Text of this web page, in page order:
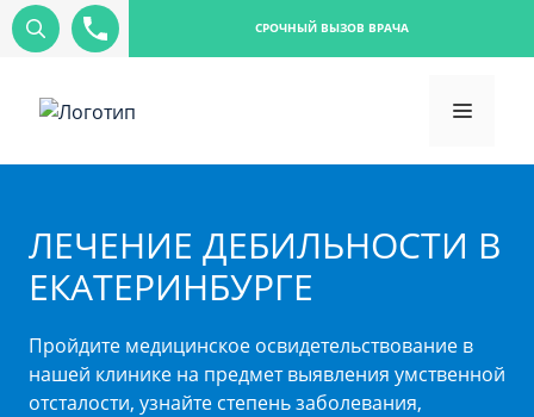
СРОЧНЫЙ ВЫЗОВ ВРАЧА
ЛЕЧЕНИЕ ДЕБИЛЬНОСТИ В
ЕКАТЕРИНБУРГЕ
Пройдите медицинское освидетельствование в
нашей клинике на предмет выявления умственной
отсталости, узнайте степень заболевания,